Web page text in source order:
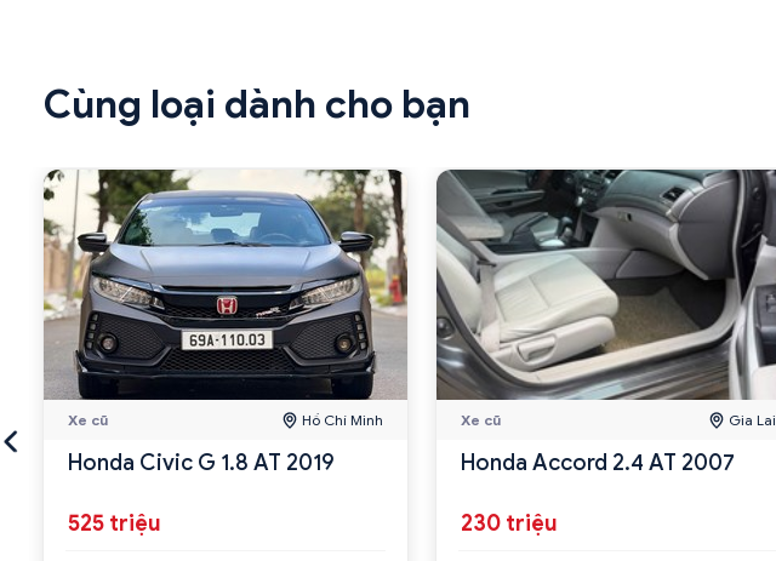
Cùng loại dành cho bạn
Xe cũ Hồ Chí Minh
Honda Civic G 1.8 AT 2019
525 triệu
Xe cũ Gia Lai
Honda Accord 2.4 AT 2007
230 triệu